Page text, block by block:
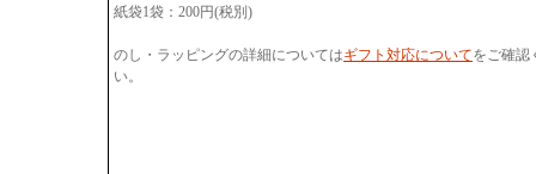
紙袋1袋：200円(税別)
のし・ラッピングの詳細についてはギフト対応についてをご確認
い。